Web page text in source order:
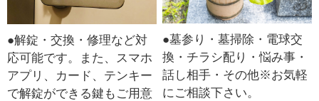
●解錠・交換・修理など対
応可能です。また、スマホ
アプリ、カード、テンキー
で解錠ができる鍵もご用意
●墓参り・墓掃除・電球交
換・チラシ配り・悩み事・
話し相手・その他※お気軽
にご相談下さい。